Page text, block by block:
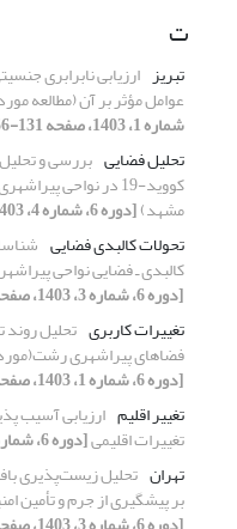
ت
تبریز ارزیابی نابرابری
عوامل مؤثر بر آن (مطالعه
شماره 1، 1403، صفحه 131-156]
تحلیل فضایی بررسی و
کووید-19 در نواحی
مشهد)[دوره 6، شماره 4، 1403، صفحه 1-24]
تحولات کالبدی فضایی
کالبدی ـ فضایی نواحی
[دوره 6، شماره 3، 1403، صفحه 57-84]
تغییرات کاربری تحلیل روند
فضاهای پیراشهری
[دوره 6، شماره 1، 1403، صفحه 97-114]
تغییر اقلیم ارزیابی آسیب
تغییرات اقلیمی[دوره 6، شماره 1، 1403، صفحه 65-78]
تهران تحلیل زیست‌پذیری
بر پیشگیری از جرم و تأمین امنیت